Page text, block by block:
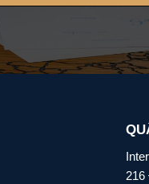
216